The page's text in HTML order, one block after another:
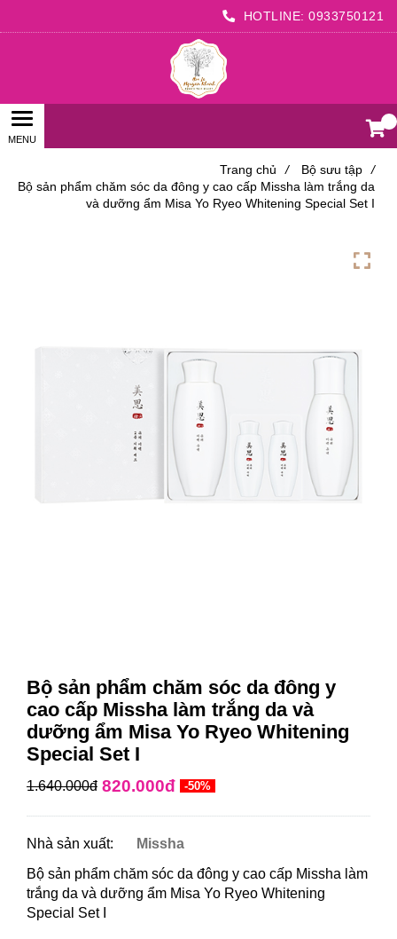
HOTLINE: 0933750121
Trang chủ / Bộ sưu tập
/
Bộ sản phẩm chăm sóc da đông y cao cấp Missha làm trắng da
và dưỡng ẩm Misa Yo Ryeo Whitening Special Set I
Bộ sản phẩm chăm sóc da đông y
cao cấp Missha làm trắng da và
dưỡng ẩm Misa Yo Ryeo Whitening
Special Set I
1.640.000đ 820.000đ -50%
Nhà sản xuất:
Missha
Bộ sản phẩm chăm sóc da đông y cao cấp Missha làm
trắng da và dưỡng ẩm Misa Yo Ryeo Whitening
Special Set I